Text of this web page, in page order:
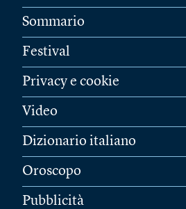
Sommario
Festival
Privacy e cookie
Video
Dizionario italiano
Oroscopo
Pubblicità